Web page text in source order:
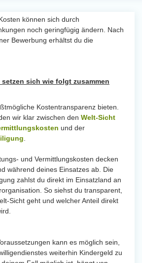
können sich durch
noch geringfügig ändern. Nach
Bewerbung erhältst du die
setzen sich wie folgt zusammen
Kostentransparenz bieten.
wir klar zwischen den Welt-Sicht
und der
und Vermittlungskosten decken
während deines Einsatzes ab. Die
zahlst du direkt im Einsatzland an
So siehst du transparent,
Sicht geht und welcher Anteil direkt
kann es möglich sein,
weiterhin Kindergeld zu